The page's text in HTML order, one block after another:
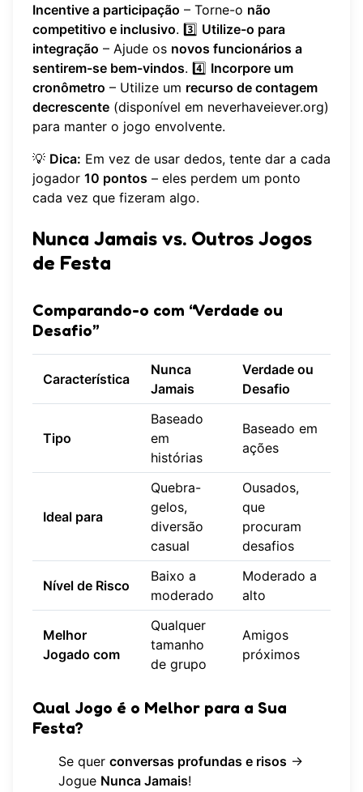
Incentive a participação – Torne-o não
competitivo e inclusivo. 3️⃣ Utilize-o para
integração – Ajude os novos funcionários a
sentirem-se bem-vindos. 4️⃣ Incorpore um
cronômetro – Utilize um recurso de contagem
decrescente (disponível em neverhaveiever.org)
para manter o jogo envolvente.
💡 Dica: Em vez de usar dedos, tente dar a cada
jogador 10 pontos – eles perdem um ponto
cada vez que fizeram algo.
Nunca Jamais vs. Outros Jogos
de Festa
Comparando-o com “Verdade ou
Desafio”
Característica
Nunca
Jamais
Verdade ou
Desafio
Tipo
Baseado
em
histórias
Baseado em
ações
Ideal para
Quebra-
gelos,
diversão
casual
Ousados,
que
procuram
desafios
Nível de Risco
Baixo a
moderado
Moderado a
alto
Melhor
Jogado com
Qualquer
tamanho
de grupo
Amigos
próximos
Qual Jogo é o Melhor para a Sua
Festa?
Se quer conversas profundas e risos →
Jogue Nunca Jamais!